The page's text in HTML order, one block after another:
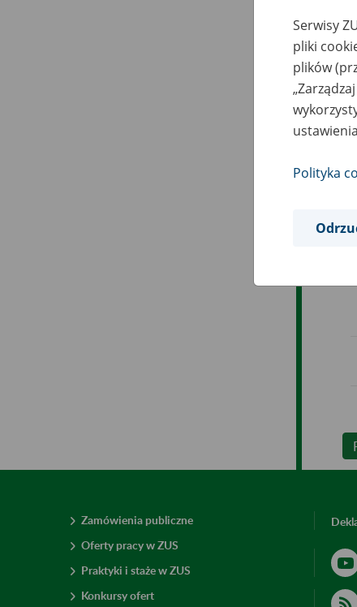
Zamówienia publiczne
Oferty pracy w ZUS
Praktyki i staże w ZUS
Konkursy ofert
Serwisy
pliki
plików
Polityka